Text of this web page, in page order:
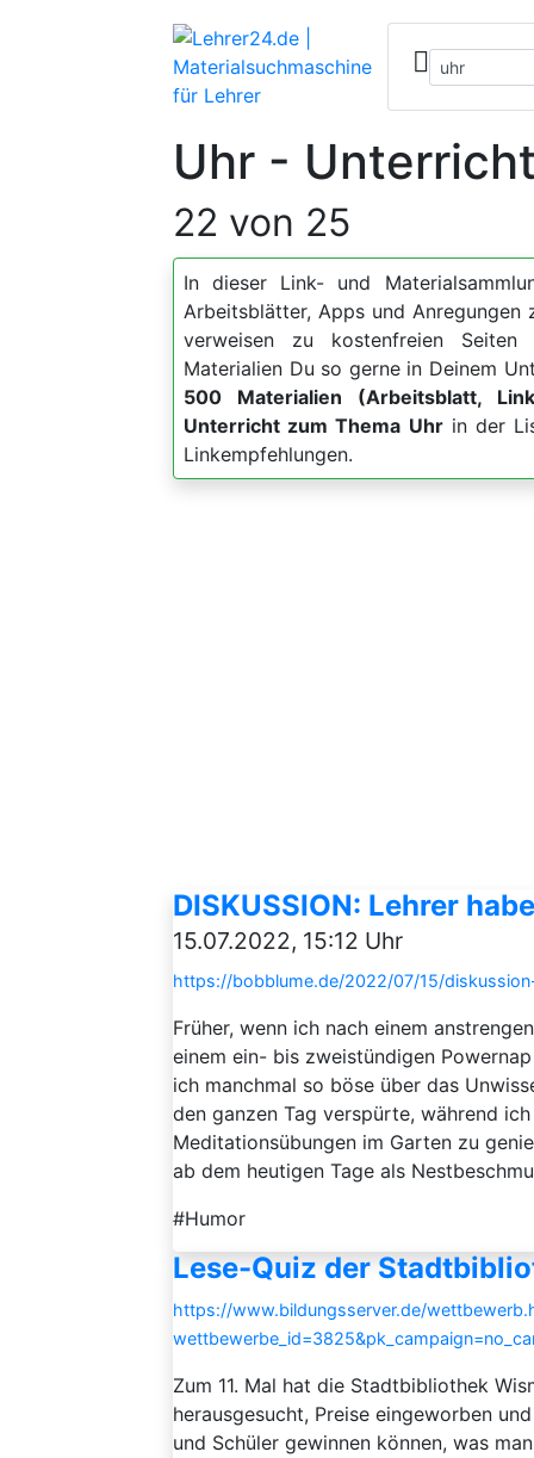
Uhr -
22 von 25
In dieser Link- und
Arbeitsblätter, Apps und Anregungen
verweisen zu kostenfreien Seiten
Materialien Du so gerne in Deinem
500 Materialien (Arbeitsblatt,
Unterricht zum Thema Uhrin der
Linkempfehlungen.
DISKUSSION: Lehrer
15.07.2022, 15:12 Uhr
https://bobblume.de/2022/07/15/
Früher, wenn ich nach einem
einem ein- bis zweistündigen
ich manchmal so böse über das
den ganzen Tag verspürte, während
Meditationsübungen im Garten zu
ab dem heutigen Tage als
#Humor
Lese-Quiz der
https://www.bildungsserver.de/
Zum 11. Mal hat die Stadtbibliothek
herausgesucht, Preise eingeworben
und Schüler gewinnen können, was